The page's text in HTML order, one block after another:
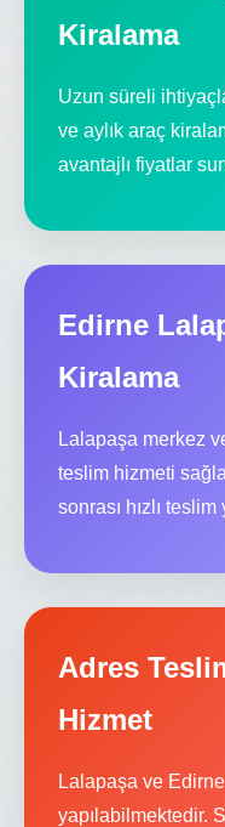
Kiralama
Uzun süreli
ve aylık araç
avantajlı fiyatlar
Edirne
Kiralama
Lalapaşa merkez
teslim hizmeti
sonrası hızlı teslim
Adres
Hizmet
Lalapaşa ve
yapılabilmektedir.